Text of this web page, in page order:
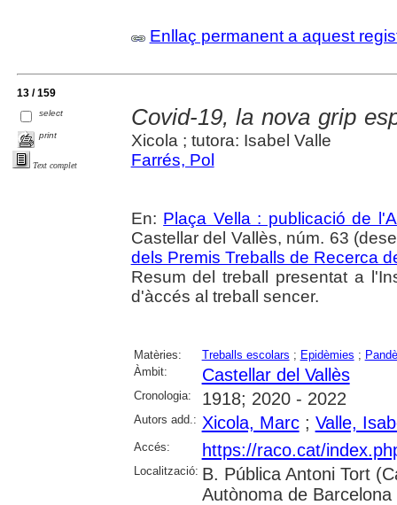
Enllaç permanent a aquest
13 / 159
select
print
Text complet
Covid-19, la nova grip
Xicola ; tutora: Isabel Valle
Farrés, Pol
En: Plaça Vella : publicació de
Castellar del Vallès, núm. 63
dels Premis Treballs de Recerca
Resum del treball presentat a
d'àccés al treball sencer.
Matèries: Treballs escolars ; Epidèmies ;
Àmbit:
Castellar del Vallès
Cronologia: 1918; 2020 - 2022
Autors add.: Xicola, Marc; Valle,
Accés: https://raco.cat/
Localització: B. Pública Antoni Tort
Autònoma de Barcelona